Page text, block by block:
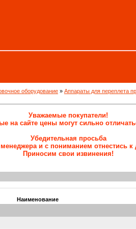
оборудование » Аппараты для переплета
Уважаемые покупатели!
на сайте цены могут сильно
Убедительная просьба
и с пониманием отнестись к
Приносим свои извинения!
Наименование